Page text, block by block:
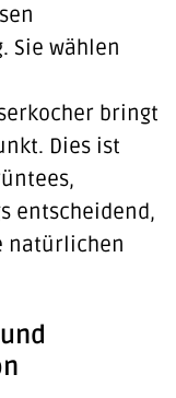
Sie wählen
bringt
Dies ist
entscheidend,
natürlichen